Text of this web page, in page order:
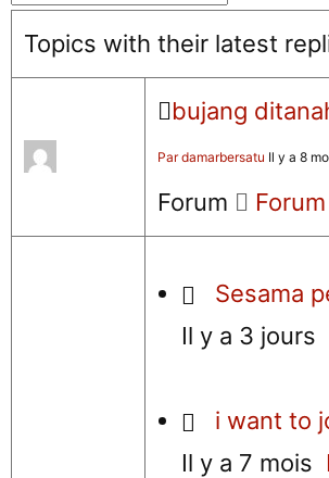
Topics with their latest
bujang
Par damarbersatu Il y a 8
Forum
Sesama
Il y a 3 jours
i want to
Il y a 7 mois